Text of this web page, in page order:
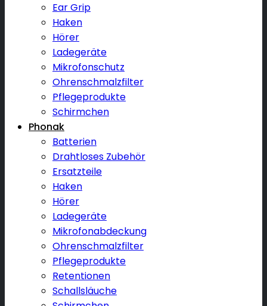
Ear Grip
Haken
Hörer
Ladegeräte
Mikrofonschutz
Ohrenschmalzfilter
Pflegeprodukte
Schirmchen
Phonak
Batterien
Drahtloses Zubehör
Ersatzteile
Haken
Hörer
Ladegeräte
Mikrofonabdeckung
Ohrenschmalzfilter
Pflegeprodukte
Retentionen
Schallsläuche